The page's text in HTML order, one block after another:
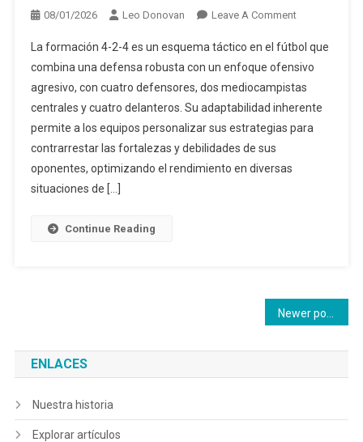
08/01/2026 Leo Donovan Leave A CommentOn
4-
2-
4:
Adaptabilidad
A
La formación 4-2-4 es un esquema táctico en el fútbol que
combina una defensa robusta con un enfoque ofensivo
agresivo, con cuatro defensores, dos mediocampistas
centrales y cuatro delanteros. Su adaptabilidad inherente
permite a los equipos personalizar sus estrategias para
contrarrestar las fortalezas y debilidades de sus
oponentes, optimizando el rendimiento en diversas
situaciones de […]
Continue Reading
navigation
ENLACES
Nuestra historia
Explorar artículos